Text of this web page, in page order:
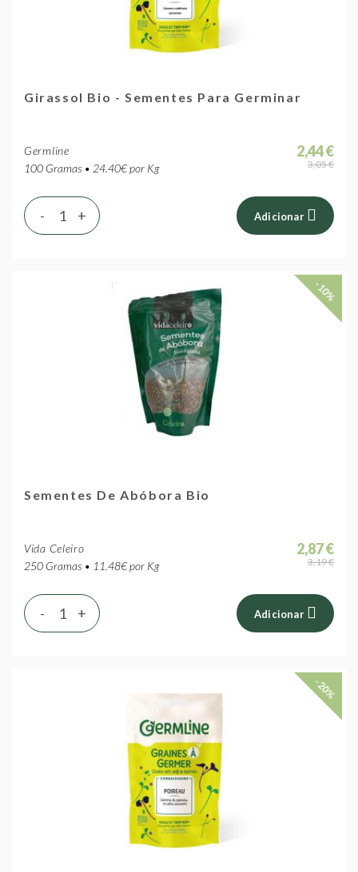
Girassol Bio - Sementes Para Germinar
Germline
100 Gramas • 24.40€ por Kg
2,44 €
3,05 €
+
- Adicionar
-10%
Sementes De Abóbora Bio
Vida Celeiro
250 Gramas • 11.48€ por Kg
2,87 €
3,19 €
+
- Adicionar
-20%